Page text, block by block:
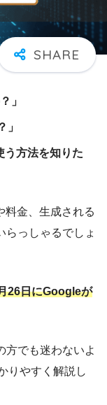
」
」
う方法を知りた
料金、生成される
らっしゃるでしょ
26日にGoogleが
方でも迷わないよ
りやすく解説し